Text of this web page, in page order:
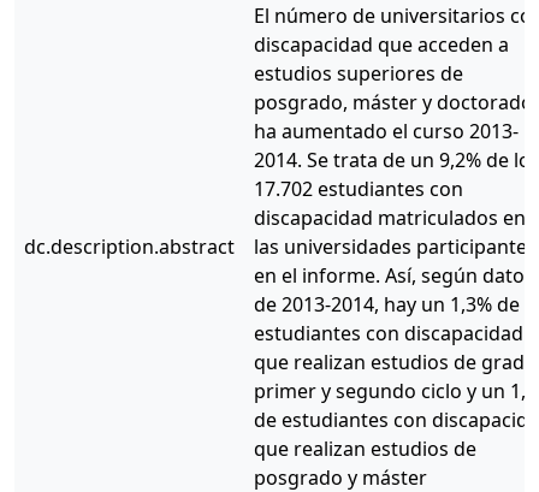
dc.description.abstract
El número de universitarios
discapacidad que acceden a
estudios superiores de
posgrado, máster y doctorado
ha aumentado el curso 2013-
2014. Se trata de un 9,2% de los
17.702 estudiantes con
discapacidad matriculados en
las universidades participantes
en el informe. Así, según datos
de 2013-2014, hay un 1,3% de
estudiantes con discapacidad
que realizan estudios de
primer y segundo ciclo y un
de estudiantes con
que realizan estudios de
posgrado y máster